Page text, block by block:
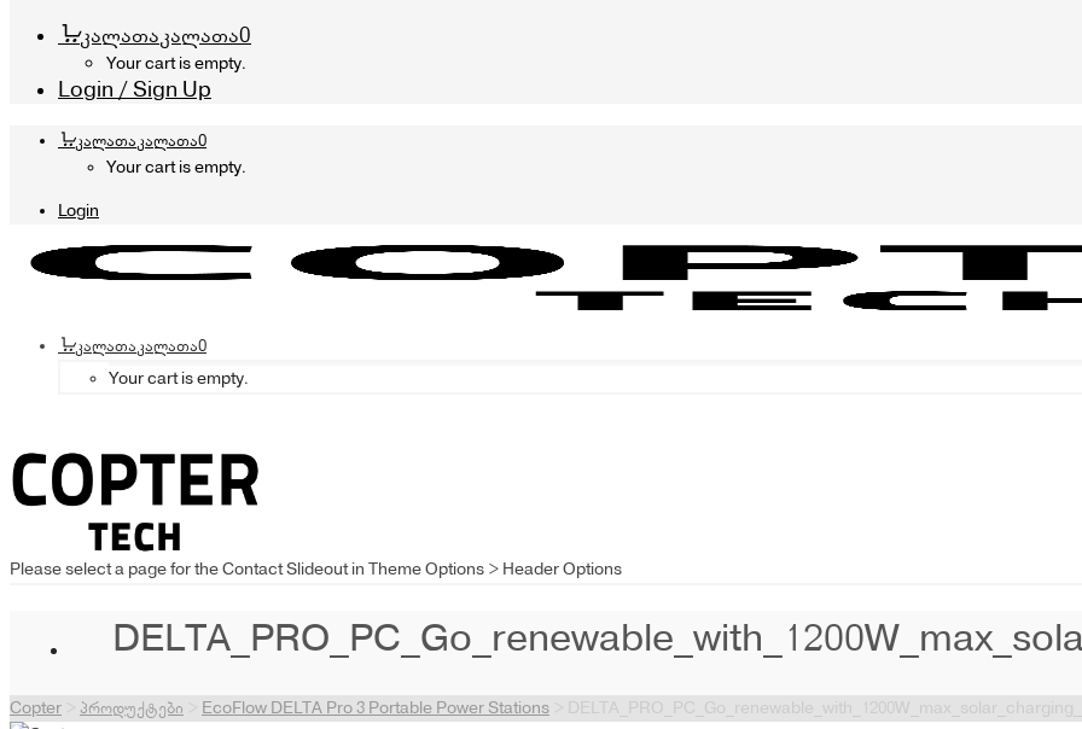
კალათაკალათა0
Your cart is empty.
Login / Sign Up
კალათაკალათა0
Your cart is empty.
Login
კალათაკალათა0
Your cart is empty.
Please select a page for the Contact Slideout in Theme Options > Header Options
Copter პროდუქტები EcoFlow DELTA Pro 3 Portable Power Stations